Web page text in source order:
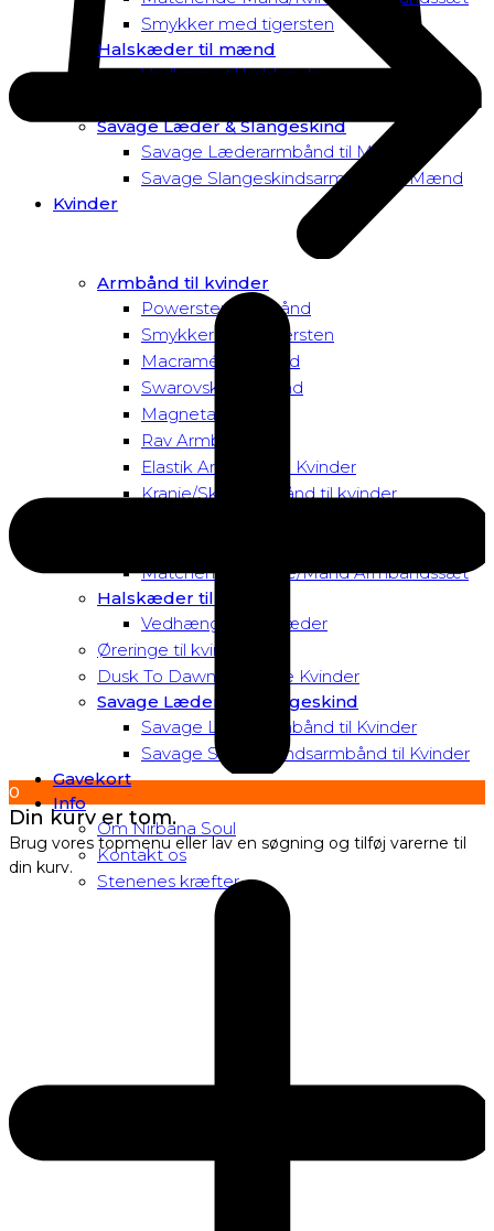
Smykker med tigersten
Halskæder til mænd
Vedhæng til halskæder
Savage Læder & Slangeskind
Savage Læderarmbånd til Mænd
Savage Slangeskindsarmbånd til Mænd
Kvinder
Armbånd til kvinder
Powersten Armbånd
Smykker med tigersten
Macramé Armbånd
Swarovski Armbånd
Magnetarmbånd
Rav Armbånd
Elastik Armbånd til Kvinder
Kranie/Skull Armbånd til kvinder
Matchende Kvinde/Mand Armbåndssæt
Halskæder til Kvinder
Vedhæng til halskæder
Øreringe til kvinder
Dusk To Dawn Exclusive Kvinder
Savage Læder og Slangeskind
Savage Læderarmbånd til Kvinder
Savage Slangeskindsarmbånd til Kvinder
Gavekort
Info
Om Nirbana Soul
Kontakt os
Stenenes kræfter
0
Din kurv er tom.
Brug vores topmenu eller lav en søgning og tilføj varerne til
din kurv.